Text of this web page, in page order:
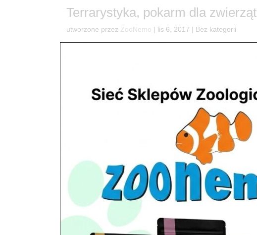
Terrarystyka, pokarm dla zwierząt
utworzone przez ZooNemo | lis 6, 2017 | Bez kategorii